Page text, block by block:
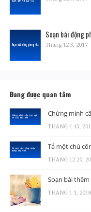
Soạn bài động
Tháng 12 3, 2017
Đang được quan tâm
Chứng minh
THÁNG 1 15,
Tả một chú
THÁNG 12 20,
Soạn bài
THÁNG 1 1, 2018